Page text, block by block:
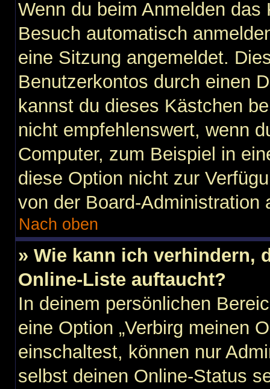
Wenn du beim Anmelden
Besuch automatisch
eine Sitzung angemeldet.
Benutzerkontos durch einen
kannst du dieses Kästchen
nicht empfehlenswert, wenn
Computer, zum Beispiel in
diese Option nicht zur
von der Board-Administration
Nach oben
» Wie kann ich verhindern,
Online-Liste auftaucht?
In deinem persönlichen
eine Option „Verbirg meinen
einschaltest, können nur
selbst deinen Online-Status